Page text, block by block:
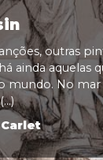
outras
ainda aquelas
mundo. No mar